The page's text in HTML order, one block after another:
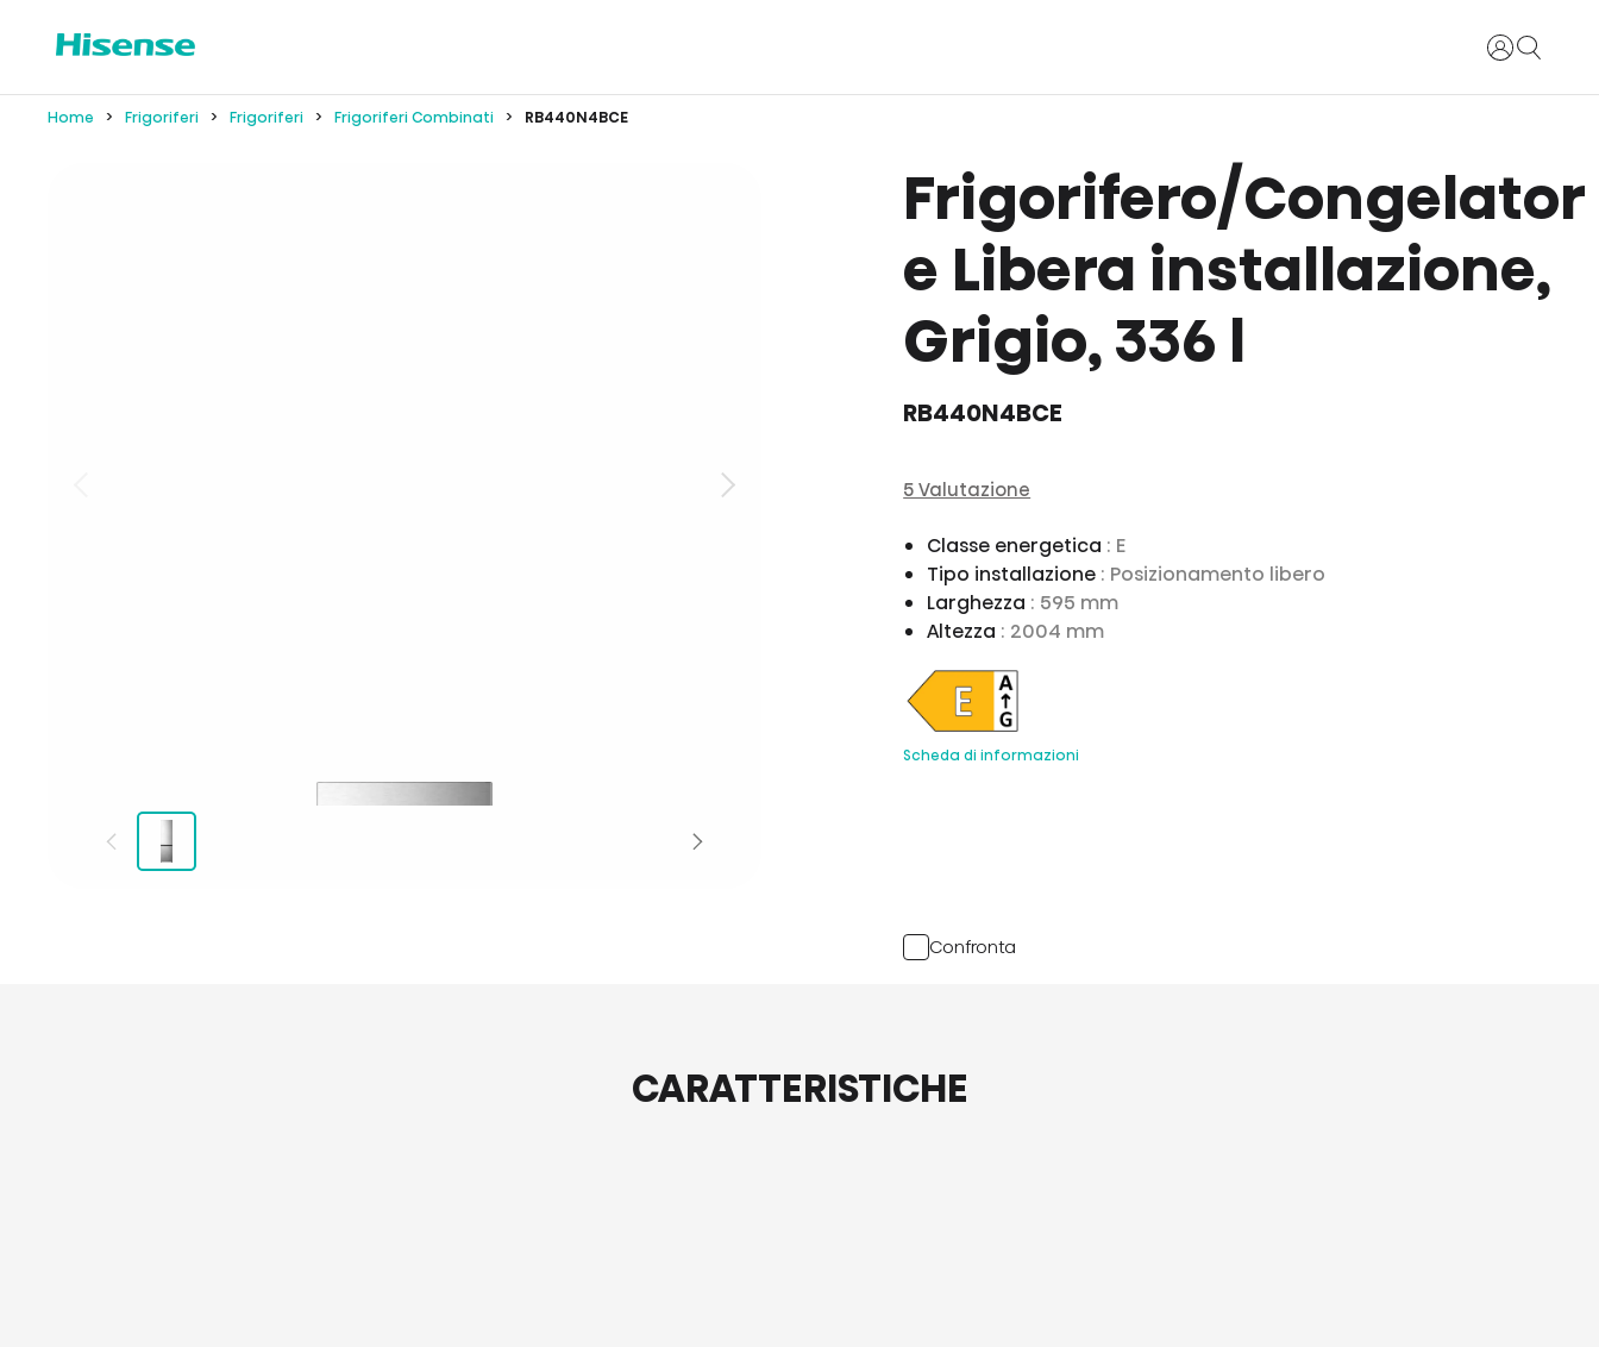
Accedi
Home Frigoriferi Frigoriferi Frigoriferi Combinati RB440N4BCE
Frigorifero/Congelator
e Libera installazione,
Grigio, 336 l
RB440N4BCE
5 Valutazione
Classe energetica : E
Tipo installazione : Posizionamento libero
Larghezza : 595 mm
Altezza : 2004 mm
Scheda di informazioni
Confronta
CARATTERISTICHE